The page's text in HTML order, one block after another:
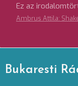
Ez az
Ambrus Attila:
Bukaresti